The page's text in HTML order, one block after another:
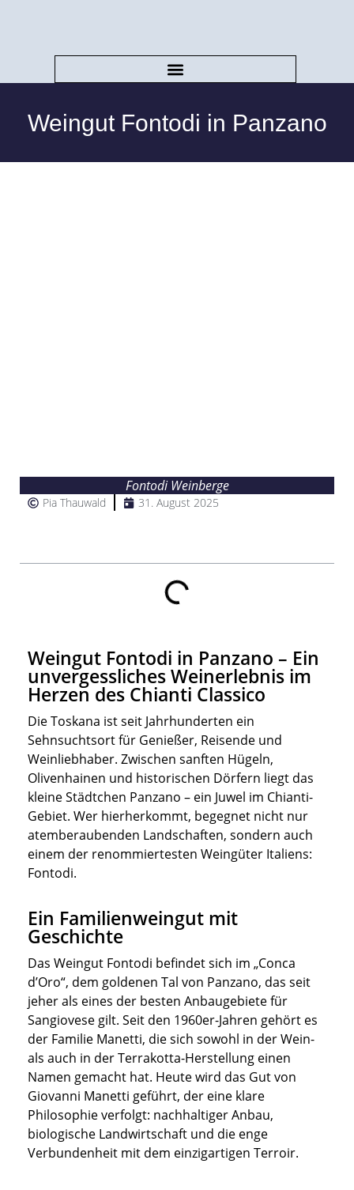
Weingut Fontodi in Panzano
Fontodi Weinberge
Pia Thauwald 31. August 2025
Weingut Fontodi in Panzano – Ein
unvergessliches Weinerlebnis im
Herzen des Chianti Classico
Die Toskana ist seit Jahrhunderten ein
Sehnsuchtsort für Genießer, Reisende und
Weinliebhaber. Zwischen sanften Hügeln,
Olivenhainen und historischen Dörfern liegt das
kleine Städtchen Panzano – ein Juwel im Chianti-
Gebiet. Wer hierherkommt, begegnet nicht nur
atemberaubenden Landschaften, sondern auch
einem der renommiertesten Weingüter Italiens:
Fontodi.
Ein Familienweingut mit
Geschichte
Das Weingut Fontodi befindet sich im „Conca
d’Oro“, dem goldenen Tal von Panzano, das seit
jeher als eines der besten Anbaugebiete für
Sangiovese gilt. Seit den 1960er-Jahren gehört es
der Familie Manetti, die sich sowohl in der Wein-
als auch in der Terrakotta-Herstellung einen
Namen gemacht hat. Heute wird das Gut von
Giovanni Manetti geführt, der eine klare
Philosophie verfolgt: nachhaltiger Anbau,
biologische Landwirtschaft und die enge
Verbundenheit mit dem einzigartigen Terroir.